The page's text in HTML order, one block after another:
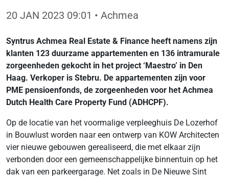
20 JAN 2023 09:01 • Achmea
Syntrus Achmea Real Estate & Finance heeft namens zijn
klanten 123 duurzame appartementen en 136 intramurale
zorgeenheden gekocht in het project ‘Maestro’ in Den
Haag. Verkoper is Stebru. De appartementen zijn voor
PME pensioenfonds, de zorgeenheden voor het Achmea
Dutch Health Care Property Fund (ADHCPF).
Op de locatie van het voormalige verpleeghuis De Lozerhof
in Bouwlust worden naar een ontwerp van KOW Architecten
vier nieuwe gebouwen gerealiseerd, die met elkaar zijn
verbonden door een gemeenschappelijke binnentuin op het
dak van een parkeergarage. Net zoals in De Nieuwe Sint